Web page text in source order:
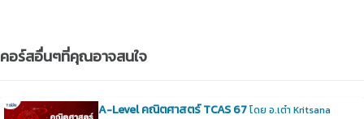
คอร์สอื่นๆที่คุณอาจสนใจ
A-Level คณิตศาสตร์ TCAS 67โดย อ.เต๋า Kritsana